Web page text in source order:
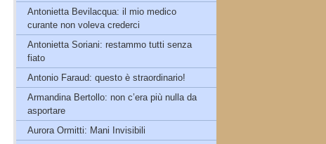
Antonietta Bevilacqua: il mio medico
curante non voleva crederci
Antonietta Soriani: restammo tutti senza
fiato
Antonio Faraud: questo è straordinario!
Armandina Bertollo: non c’era più nulla da
asportare
Aurora Ormitti: Mani Invisibili